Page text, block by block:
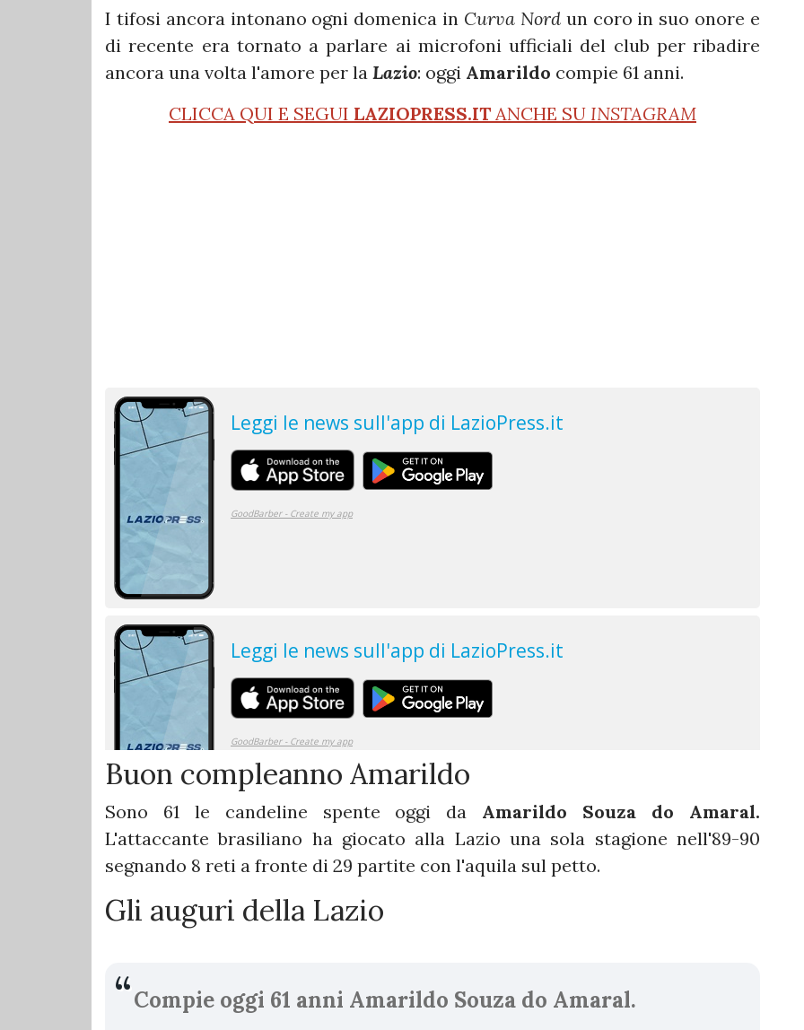
I tifosi ancora intonano ogni domenica in Curva Nordun coro in suo onore e
di recente era tornato a parlare ai microfoni ufficiali del club per ribadire
ancora una volta l'amore per la Lazio: oggi Amarildo compie 61 anni.
CLICCA QUI E SEGUI LAZIOPRESS.IT ANCHE SU INSTAGRAM
Buon compleanno Amarildo
Sono 61 le candeline spente oggi da Amarildo Souza do Amaral.
L'attaccante brasiliano ha giocato alla Lazio una sola stagione nell'89-90
segnando 8 reti a fronte di 29 partite con l'aquila sul petto.
Gli auguri della Lazio
Compie oggi 61 anni Amarildo Souza do Amaral.